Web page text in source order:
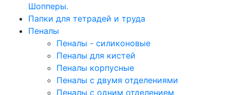
Шопперы.
Папки для тетрадей и труда
Пеналы
Пеналы - силиконовые
Пеналы для кистей
Пеналы корпусные
Пеналы с двумя отделениями
Пеналы с одним отделением